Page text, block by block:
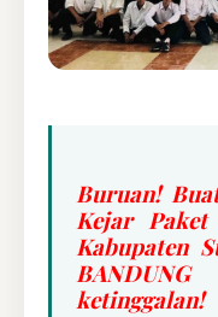
Buruan!
Kejar Paket
Kabupaten
ketinggalan!